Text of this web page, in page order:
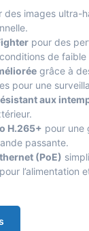
des images ultra-
pour des
de faible
grâce à
pour une
aux
H.265+ pour une
passante.
(PoE)
l’alimentation